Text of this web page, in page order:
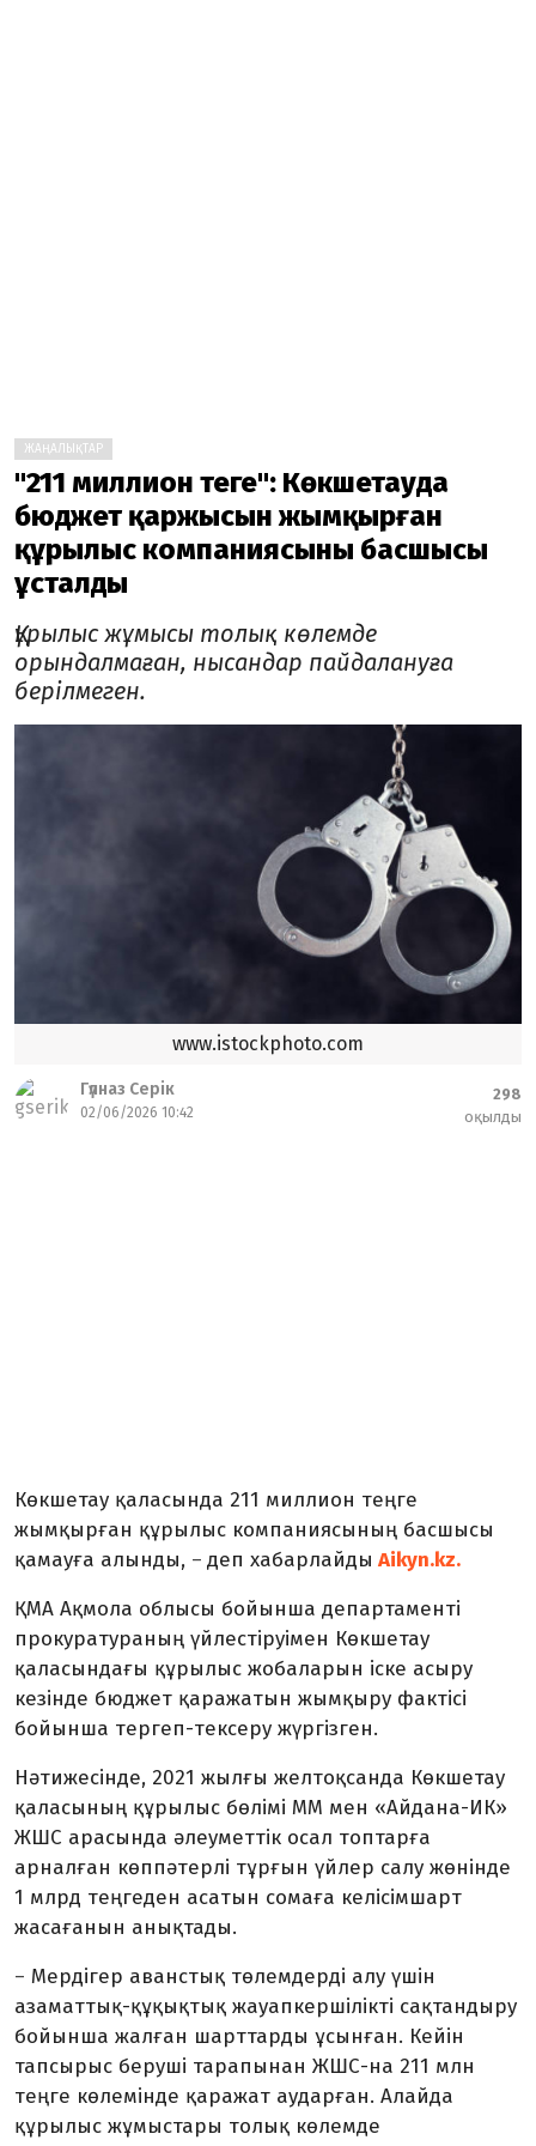
ЖАҢАЛЫҚТАР
"211 миллион теңге": Көкшетауда
бюджет қаржысын жымқырған
құрылыс компаниясының басшысы
ұсталды
Құрылыс жұмысы толық көлемде
орындалмаған, нысандар пайдалануға
берілмеген.
www.istockphoto.com
Гүлназ Серік
02/06/2026 10:42
298
оқылды
Көкшетау қаласында 211 миллион теңге
жымқырған құрылыс компаниясының басшысы
қамауға алынды, – деп хабарлайды Aikyn.kz.
ҚМА Ақмола облысы бойынша департаменті
прокуратураның үйлестіруімен Көкшетау
қаласындағы құрылыс жобаларын іске асыру
кезінде бюджет қаражатын жымқыру фактісі
бойынша тергеп-тексеру жүргізген.
Нәтижесінде, 2021 жылғы желтоқсанда Көкшетау
қаласының құрылыс бөлімі ММ мен «Айдана-ИК»
ЖШС арасында әлеуметтік осал топтарға
арналған көппәтерлі тұрғын үйлер салу жөнінде
1 млрд теңгеден асатын сомаға келісімшарт
жасағанын анықтады.
– Мердігер аванстық төлемдерді алу үшін
азаматтық-құқықтық жауапкершілікті сақтандыру
бойынша жалған шарттарды ұсынған. Кейін
тапсырыс беруші тарапынан ЖШС-на 211 млн
теңге көлемінде қаражат аударған. Алайда
құрылыс жұмыстары толық көлемде